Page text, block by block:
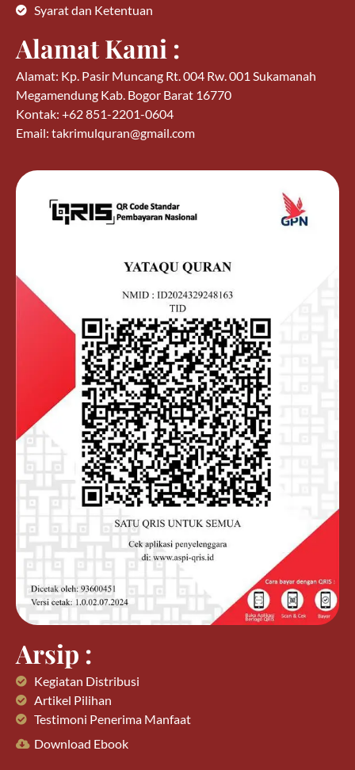
Syarat dan Ketentuan
Alamat Kami :
Alamat: Kp. Pasir Muncang Rt. 004 Rw. 001 Sukamanah
Megamendung Kab. Bogor Barat 16770
Kontak: +62 851-2201-0604
Email: takrimulquran@gmail.com
Arsip :
Kegiatan Distribusi
Artikel Pilihan
Testimoni Penerima Manfaat
Download Ebook